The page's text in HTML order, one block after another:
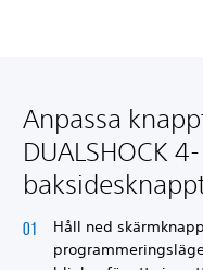
Anpassa
DUALSHOCK 4-
Håll ned